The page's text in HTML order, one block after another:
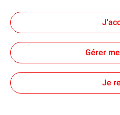
Accessibilité : partiellement
vous acceptez le dépôt de
cas où vous cliquez sur « Je
techniques nécessaires au
seront utilisés. Pour plus
traceurs ».
Gérer
Je